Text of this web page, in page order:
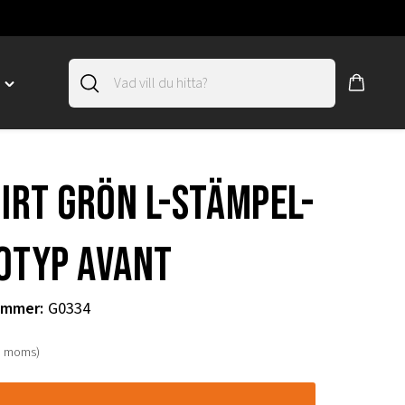
Toggle
grön l-stämpel-
Avant
: G0334
moms)